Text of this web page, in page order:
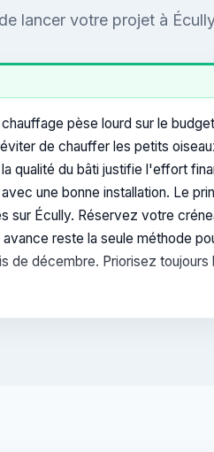
lancer votre projet à
pèse lourd sur le
de chauffer les petits
qualité du bâti justifie l'effort
une bonne installation. Le
sur Écully. Réservez votre
reste la seule méthode
de décembre. Priorisez